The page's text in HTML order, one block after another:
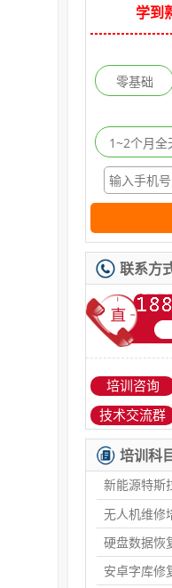
学到
零基础
1~2个月全
联系方
培训咨询
技术交流群
培训科
无人机维修
硬盘数据恢
安卓字库修